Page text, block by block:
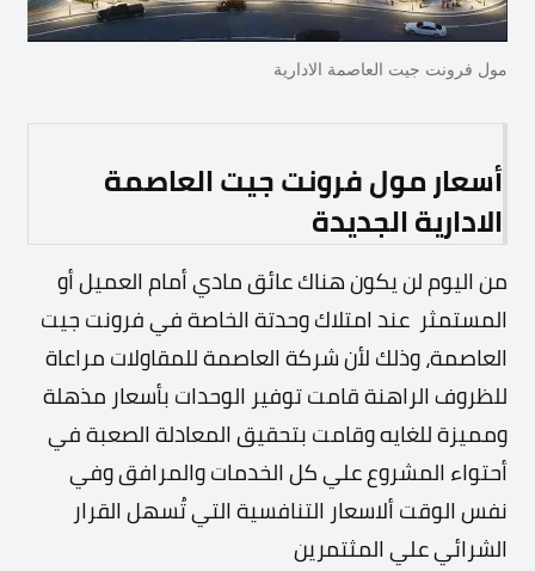
مول فرونت جيت العاصمة الادارية
أسعار مول فرونت جيت العاصمة
الادارية الجديدة
من اليوم لن يكون هناك عائق مادي أمام العميل أو
المستمثر عند امتلاك وحدتة الخاصة في فرونت جيت
العاصمة، وذلك لأن شركة العاصمة للمقاولات مراعاة
للظروف الراهنة قامت توفير الوحدات بأسعار مذهلة
ومميزة للغايه وقامت بتحقيق المعادلة الصعبة في
أحتواء المشروع علي كل الخدمات والمرافق وفي
نفس الوقت ألاسعار التنافسية التي تُسهل القرار
الشرائي علي المثتمرين